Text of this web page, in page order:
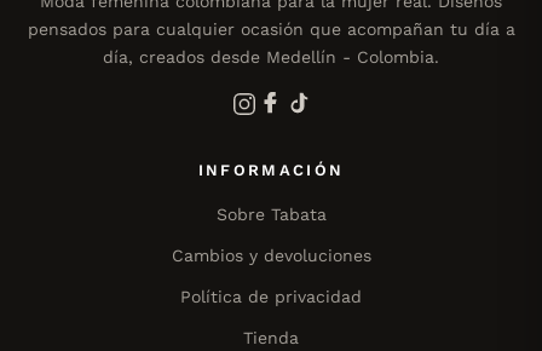
pensados para cualquier ocasión que acompañan tu día a
día, creados desde Medellín - Colombia.
INFORMACIÓN
Sobre Tabata
Cambios y devoluciones
Política de privacidad
Tienda